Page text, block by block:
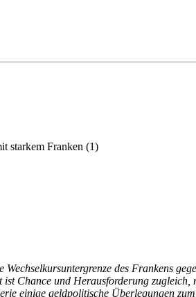
starkem Franken (1)
Wechselkursuntergrenze des Frankens
Chance und Herausforderung
einige geldpolitische Überlegungen